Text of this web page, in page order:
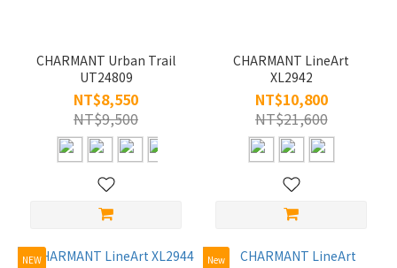
CHARMANT Urban Trail
UT24809
NT$8,550
NT$9,500
CHARMANT LineArt
XL2942
NT$10,800
NT$21,600
NEW New